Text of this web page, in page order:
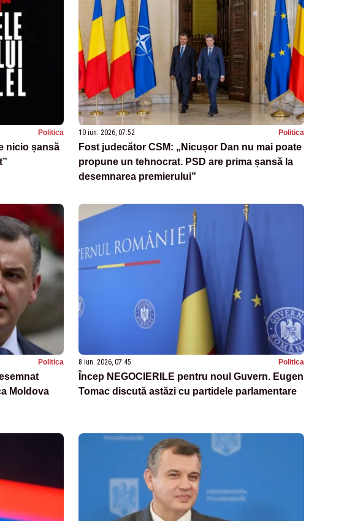
Politica
nicio șansă
10 iun. 2026, 07:52 Politica
Fost judecător CSM: „Nicușor Dan nu mai poate
propune un tehnocrat. PSD are prima șansă la
desemnarea premierului”
Politica
Moldova
8 iun. 2026, 07:45 Politica
Încep NEGOCIERILE pentru noul Guvern. Eugen
Tomac discută astăzi cu partidele parlamentare